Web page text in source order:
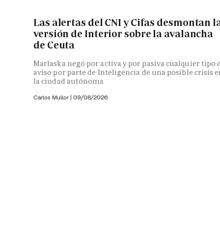
Las alertas del CNI y Cifas desmontan
versión de Interior sobre la avalancha
de Ceuta
Marlaska negó por activa y por pasiva cualquier tipo
aviso por parte de Inteligencia de una posible crisis
la ciudad autónoma
Carlos Mullor | 09/08/2026